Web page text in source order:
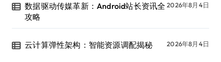
数据驱动传媒革新：Android站长资讯全
攻略
2026年8月4日
云计算弹性架构：智能资源调配揭秘 2026年8月4日